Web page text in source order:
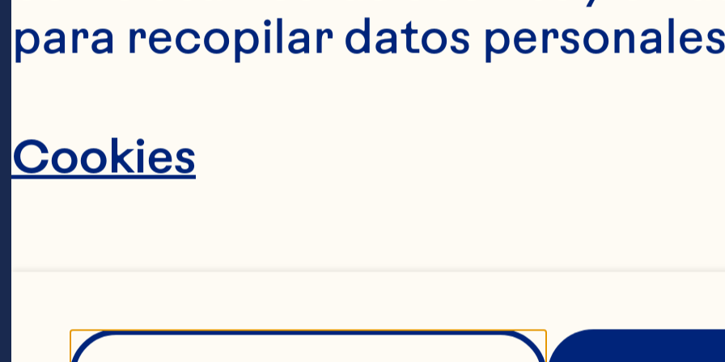
“Lo que más me
de tecnología y
para recopilar datos
Cookies